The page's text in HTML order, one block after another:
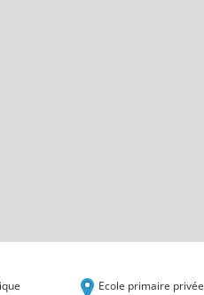
Ecole primaire privée